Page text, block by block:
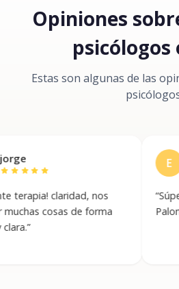
Opiniones
psicólogos
Estas son algunas de las
claridad, nos
de forma
star
Súper
Paloma,